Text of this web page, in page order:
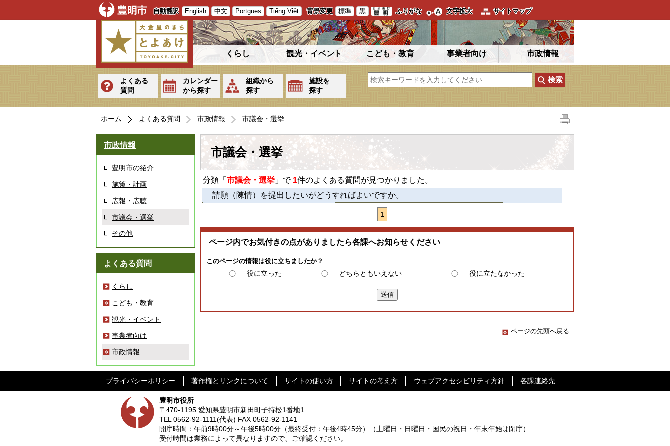
自動翻訳 English 中文 Portgues Tiếng Việt 背景変更 標準 黒 ふりがな 文字拡大 サイトマップ
くらし 観光・イベント こども・教育 事業者向け 市政情報
よくある
質問
カレンダー
から探す
組織から
探す
施設を
探す
ホーム よくある質問 市政情報 市議会・選挙
市政情報
豊明市の紹介
施策・計画
広報・広聴
市議会・選挙
その他
よくある質問
くらし
こども・教育
観光・イベント
事業者向け
市政情報
市議会・選挙
分類「 市議会・選挙 」で 1件のよくある質問が見つかりました。
請願（陳情）を提出したいがどうすればよいですか。
1
ページ内でお気付きの点がありましたら各課へお知らせください
このページの情報は役に立ちましたか？
役に立った どちらともいえない 役に立たなかった
ページの先頭へ戻る
プライバシーポリシー 著作権とリンクについて サイトの使い方 サイトの考え方 ウェブアクセシビリティ方針 各課連絡先
豊明市役所
〒470-1195 愛知県豊明市新田町子持松1番地1
TEL 0562-92-1111(代表) FAX 0562-92-1141
開庁時間：午前9時00分～午後5時00分 （最終受付：午後4時45分）
（土曜日・日曜日・国民の祝日・年末年始は閉庁）
受付時間は業務によって異なりますので、ご確認ください。